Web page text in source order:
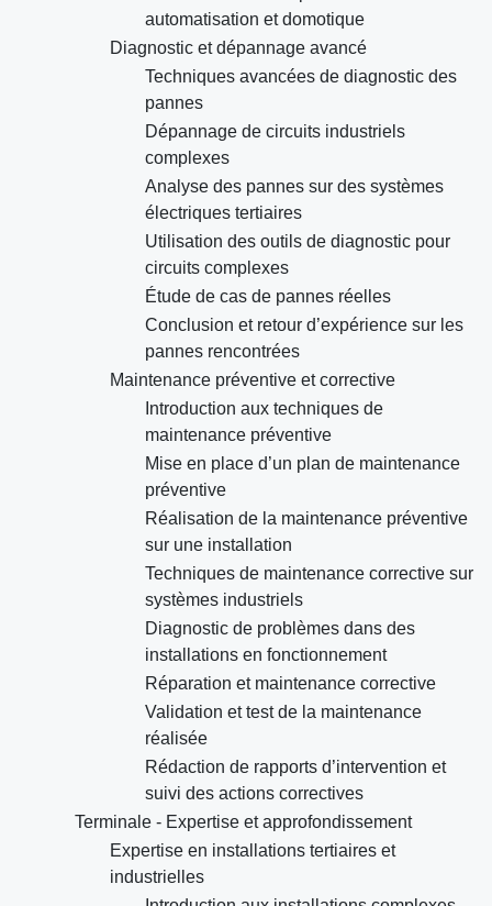
automatisation et domotique
Diagnostic et dépannage avancé
Techniques avancées de diagnostic des
pannes
Dépannage de circuits industriels
complexes
Analyse des pannes sur des systèmes
électriques tertiaires
Utilisation des outils de diagnostic pour
circuits complexes
Étude de cas de pannes réelles
Conclusion et retour d’expérience sur les
pannes rencontrées
Maintenance préventive et corrective
Introduction aux techniques de
maintenance préventive
Mise en place d’un plan de maintenance
préventive
Réalisation de la maintenance préventive
sur une installation
Techniques de maintenance corrective sur
systèmes industriels
Diagnostic de problèmes dans des
installations en fonctionnement
Réparation et maintenance corrective
Validation et test de la maintenance
réalisée
Rédaction de rapports d’intervention et
suivi des actions correctives
Terminale - Expertise et approfondissement
Expertise en installations tertiaires et
industrielles